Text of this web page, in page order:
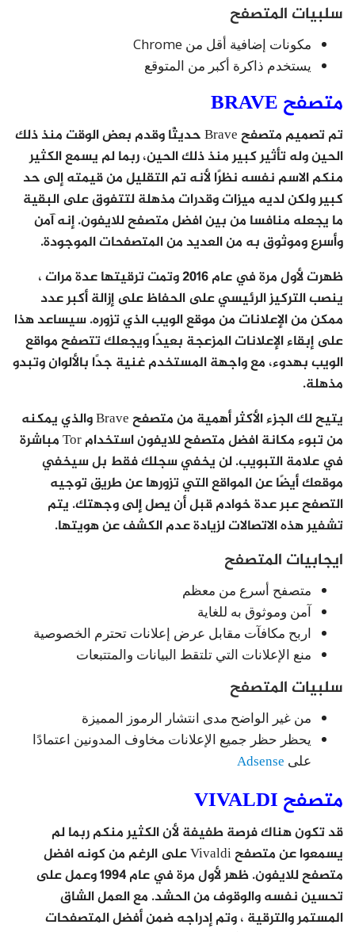
سلبيات المتصفح
مكونات إضافية أقل من Chrome
يستخدم ذاكرة أكبر من المتوقع
متصفح BRAVE
تم تصميم متصفح Brave حديثًا وقدم بعض الوقت منذ ذلك
الحين وله تأثير كبير منذ ذلك الحين، ربما لم يسمع الكثير
منكم الاسم نفسه نظرًا لأنه تم التقليل من قيمته إلى حد
كبير ولكن لديه ميزات وقدرات مذهلة لتتفوق على البقية
ما يجعله منافسا من بين افضل متصفح للايفون. إنه آمن
وأسرع وموثوق به من العديد من المتصفحات الموجودة.
ظهرت لأول مرة في عام 2016 وتمت ترقيتها عدة مرات ،
ينصب التركيز الرئيسي على الحفاظ على إزالة أكبر عدد
ممكن من الإعلانات من موقع الويب الذي تزوره. سيساعد هذا
على إبقاء الإعلانات المزعجة بعيدًا ويجعلك تتصفح مواقع
الويب بهدوء، مع واجهة المستخدم غنية جدًا بالألوان وتبدو
مذهلة.
يتيح لك الجزء الأكثر أهمية من متصفح Brave والذي يمكنه
من تبوء مكانة افضل متصفح للايفون استخدام Tor مباشرة
في علامة التبويب. لن يخفي سجلك فقط بل سيخفي
موقعك أيضًا عن المواقع التي تزورها عن طريق توجيه
التصفح عبر عدة خوادم قبل أن يصل إلى وجهتك. يتم
تشفير هذه الاتصالات لزيادة عدم الكشف عن هويتها.
ايجابيات المتصفح
متصفح أسرع من معظم
آمن وموثوق به للغاية
اربح مكافآت مقابل عرض إعلانات تحترم الخصوصية
منع الإعلانات التي تلتقط البيانات والمتتبعات
سلبيات المتصفح
من غير الواضح مدى انتشار الرموز المميزة
يحظر حظر جميع الإعلانات مخاوف المدونين اعتمادًا
على Adsense
متصفح VIVALDI
قد تكون هناك فرصة طفيفة لأن الكثير منكم ربما لم
يسمعوا عن متصفح Vivaldi على الرغم من كونه افضل
متصفح للايفون. ظهر لأول مرة في عام 1994 وعمل على
تحسين نفسه والوقوف من الحشد. مع العمل الشاق
المستمر والترقية ، وتم إدراجه ضمن أفضل المتصفحات